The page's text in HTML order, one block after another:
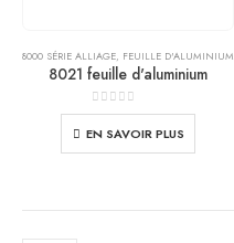
8000 SÉRIE ALLIAGE FEUILLE D'ALUMINIUM
8021 feuille d'aluminium
0de 5
EN SAVOIR PLUS